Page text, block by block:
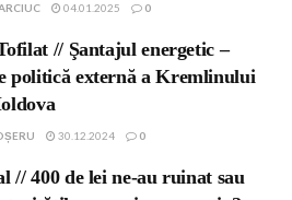
04.01.2025 0
// Şantajul energetic –
politică externă a Kremlinului
30.12.2024 0
// 400 de lei ne-au ruinat sau